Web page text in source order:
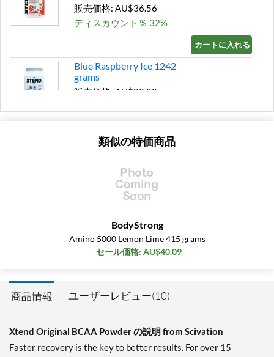
販売価格: AU$36.56
ディスカウント％ 32%
カートに入れる »
Blue Raspberry Ice 1242
grams
販売価格: AU$80.20
Glacial Grape 1179 grams
ディスカウント％ 39%
Italian Blood Orange 1287
grams
販売価格: AU$80.20
販売価格: AU$36.56
ディスカウント％ 32%
類似の特価商品
BodyStrong
Amino 5000 Lemon Lime 415 grams
セール価格: AU$40.09
商品情報 ユーザーレビュー(10)
Xtend Original BCAA Powder の説明 from Scivation
Faster recovery is the key to better results. For over 15